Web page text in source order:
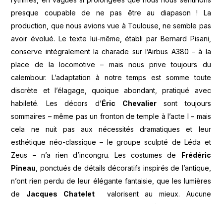
presque coupable de ne pas être au diapason ! La
production, que nous avions vue à Toulouse, ne semble pas
avoir évolué. Le texte lui-même, établi par Bernard Pisani,
conserve intégralement la charade sur l’Airbus A380 – à la
place de la locomotive – mais nous prive toujours du
calembour. L’adaptation à notre temps est somme toute
discrète et l’élagage, quoique abondant, pratiqué avec
habileté. Les décors d’Éric Chevaliersont toujours
sommaires – même pas un fronton de temple à l’acte I – mais
cela ne nuit pas aux nécessités dramatiques et leur
esthétique néo-classique – le groupe sculpté de Léda et
Zeus – n’a rien d’incongru. Les costumes de Frédéric
Pineau , ponctués de détails décoratifs inspirés de l’antique,
n’ont rien perdu de leur élégante fantaisie, que les lumières
de Jacques Chateletvalorisent au mieux. Aucune